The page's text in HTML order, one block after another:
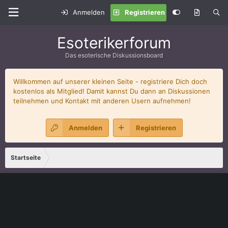
Anmelden Registrieren
Esoterikerforum
Das esoterische Diskussionsboard
Willkommen auf unserer kleinen Seite - registriere Dich doch
kostenlos als Mitglied! Damit kannst Du dann an Diskussionen
teilnehmen und Kontakt mit anderen Usern aufnehmen!
Anmelden Registrieren
Startseite